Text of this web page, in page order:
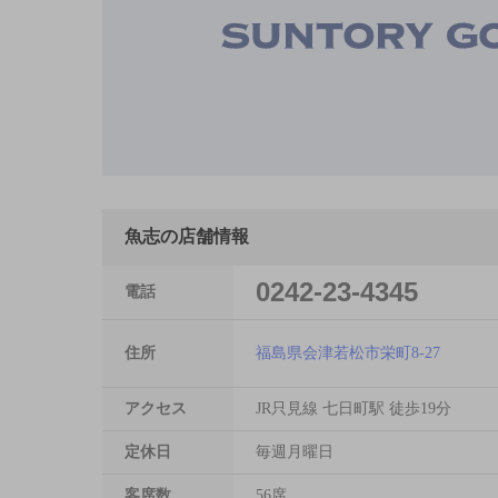
魚志の店舗情報
電話 0242-23-4345
住所 福島県会津若松市栄町8-27
アクセス JR只見線 七日町駅 徒歩19分
定休日 毎週月曜日